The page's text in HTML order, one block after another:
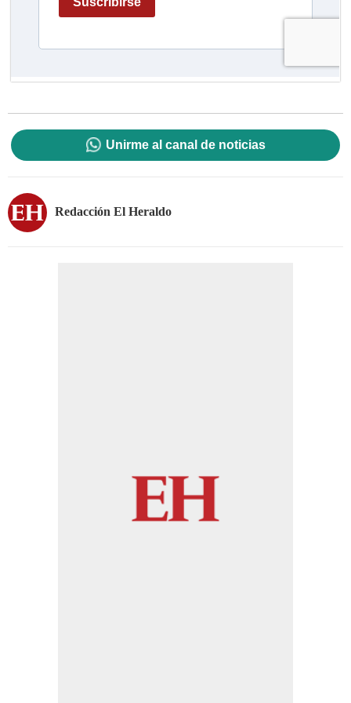
Unirme al canal de noticias
Redacción El Heraldo